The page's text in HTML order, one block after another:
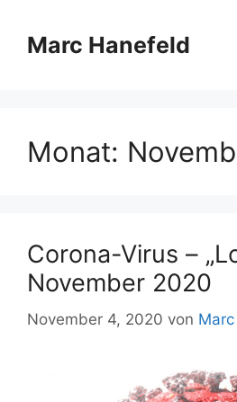
Inhalt
springenMarc Hanefeld
Monat:
Corona-Virus –
November 2020
November 4, 2020 von